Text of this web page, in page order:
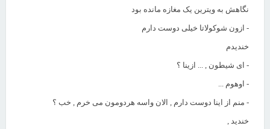
نگاهش به ویترین یک مغازه مانده بود
- ازون شوکولاتا خیلی دوست دارم
خندیدم
- ای شیطون , ... ازینا ؟
- اوهوم ...
- منم از اینا دوست دارم , الان واسه هردومون می خرم , خب ؟
خندید ,